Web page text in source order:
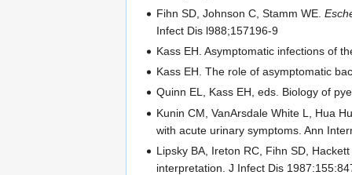
Fihn SD, Johnson C, Stamm WE.
Infect Dis l988;157196-9
Kass EH. Asymptomatic infections of
Kass EH. The role of asymptomatic
Quinn EL, Kass EH, eds. Biology of
Kunin CM, VanArsdale White L, Hua
with acute urinary symptoms. Ann
Lipsky BA, Ireton RC, Fihn SD,
interpretation. J Infect Dis